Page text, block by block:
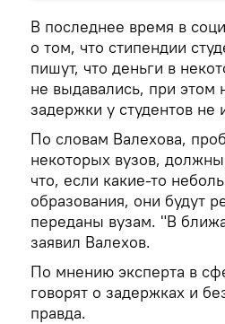
В последнее время в
о том, что стипендии
пишут, что деньги в
не выдавались, при этом
задержки у студентов не
По словам Валехова,
некоторых вузов,
что, если какие-то
образования, они будут
переданы вузам. "В
заявил Валехов.
По мнению эксперта в
говорят о задержках и
правда.